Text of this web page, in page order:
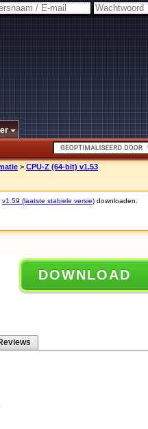
> CPU-Z (64-bit) v1.53
v1.59 (laatste stabiele versie) downloaden.
DOWNLOAD